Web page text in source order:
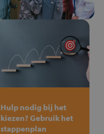
Hulp nodig bij het
kiezen? Gebruik het
stappenplan